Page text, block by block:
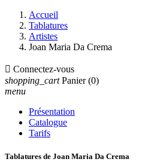
Accueil
Tablatures
Artistes
Joan Maria Da Crema
 Connectez-vous
shopping_cart Panier (0)
menu
Présentation
Catalogue
Tarifs
Tablatures de Joan Maria Da Crema